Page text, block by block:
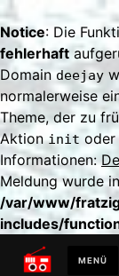
Notice: Die
fehlerhaft
Domain deejay
normalerweise
Theme, der zu
Aktioninit oder
Informationen:
Meldung wurde
/var/www/
includes/
Inhalt
MENÜ